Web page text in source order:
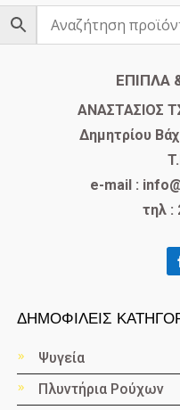
ΕΠΙΠΛΑ
​ΑΝΑΣΤΑΣΙΟΣ
Δημητρίου
e-mail :
τηλ :
ΔΗΜΟΦΙΛΕΙΣ
Ψυγεία
Πλυντήρια Ρούχων